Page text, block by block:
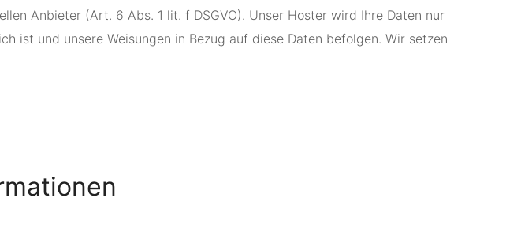
Anbieter (Art. 6 Abs. 1 lit. f DSGVO). Unser Hoster wird Ihre Daten nur
ist und unsere Weisungen in Bezug auf diese Daten befolgen. Wir setzen